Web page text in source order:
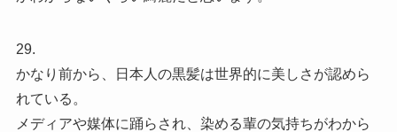
29.
かなり前から、日本人の黒髪は世界的に美しさが認めら
れている。
メディアや媒体に踊らされ、染める輩の気持ちがわから